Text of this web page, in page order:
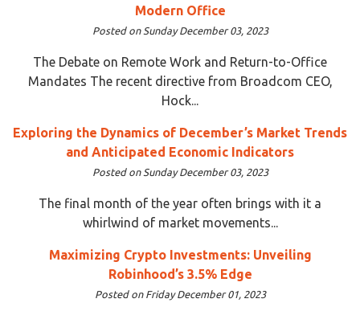
Modern Office
Posted on Sunday December 03, 2023
The Debate on Remote Work and Return-to-Office
Mandates The recent directive from Broadcom CEO,
Hock...
Exploring the Dynamics of December’s Market Trends
and Anticipated Economic Indicators
Posted on Sunday December 03, 2023
The final month of the year often brings with it a
whirlwind of market movements...
Maximizing Crypto Investments: Unveiling
Robinhood’s 3.5% Edge
Posted on Friday December 01, 2023